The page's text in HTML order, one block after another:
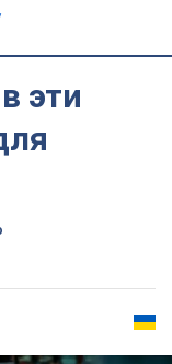
эти